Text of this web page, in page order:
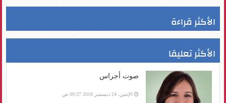
الأكثر قراءة
الأكثر تعليقا
صوت أجراس
الإثنين، 24 ديسمبر 2018 09:27 ص